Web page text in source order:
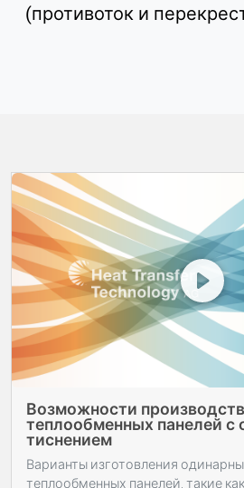
(противоток и
Возможности
теплообменных панелей с
тиснением
Варианты изготовления
теплообменных панелей, такие